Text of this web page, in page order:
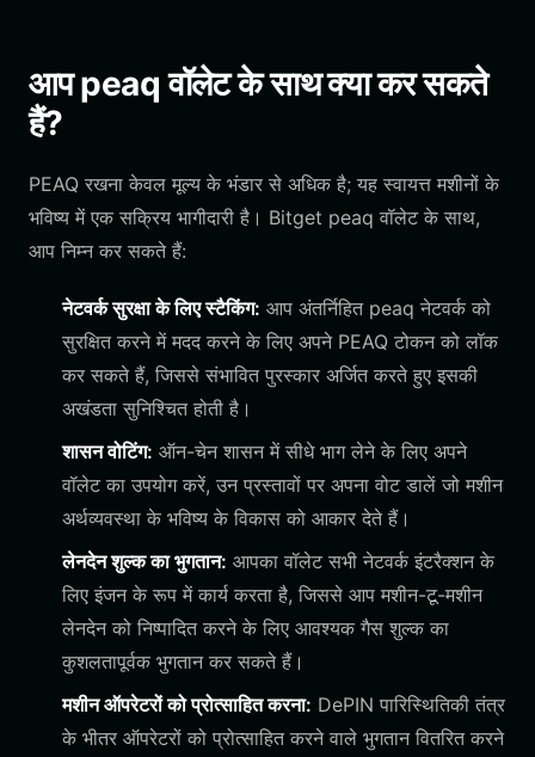
आप peaq वॉलेट के साथ क्या कर सकते
हैं?
PEAQ रखना केवल मूल्य के भंडार से अधिक है; यह स्वायत्त मशीनों के
भविष्य में एक सक्रिय भागीदारी है। Bitget peaq वॉलेट के साथ,
आप निम्न कर सकते हैं:
नेटवर्क सुरक्षा के लिए स्टैकिंग: आप अंतर्निहित peaq नेटवर्क को
सुरक्षित करने में मदद करने के लिए अपने PEAQ टोकन को लॉक
कर सकते हैं, जिससे संभावित पुरस्कार अर्जित करते हुए इसकी
अखंडता सुनिश्चित होती है।
शासन वोटिंग: ऑन-चेन शासन में सीधे भाग लेने के लिए अपने
वॉलेट का उपयोग करें, उन प्रस्तावों पर अपना वोट डालें जो मशीन
अर्थव्यवस्था के भविष्य के विकास को आकार देते हैं।
लेनदेन शुल्क का भुगतान: आपका वॉलेट सभी नेटवर्क इंटरैक्शन के
लिए इंजन के रूप में कार्य करता है, जिससे आप मशीन-टू-मशीन
लेनदेन को निष्पादित करने के लिए आवश्यक गैस शुल्क का
कुशलतापूर्वक भुगतान कर सकते हैं।
मशीन ऑपरेटरों को प्रोत्साहित करना: DePIN पारिस्थितिकी तंत्र
के भीतर ऑपरेटरों को प्रोत्साहित करने वाले भुगतान वितरित करने